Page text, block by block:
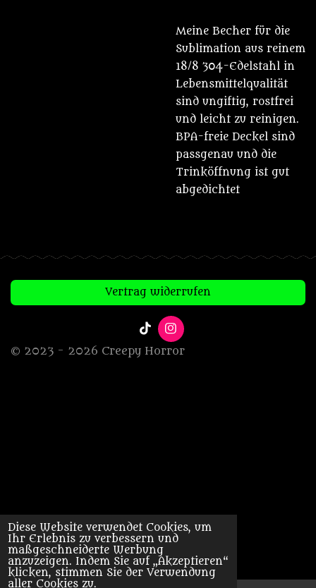
Diese Website verwendet Cookies, um
Ihr Erlebnis zu verbessern und
maßgeschneiderte Werbung
anzuzeigen. Indem Sie auf „Akzeptieren“
klicken, stimmen Sie der Verwendung
aller Cookies zu.
Meine Becher für die
Sublimation aus reinem
18/8 304-Edelstahl in
Lebensmittelqualität
sind ungiftig, rostfrei
und leicht zu reinigen.
BPA-freie Deckel sind
passgenau und die
Trinköffnung ist gut
abgedichtet
Vertrag widerrufen
T
i
k
I
n
s
© 2023 - 2026 Creepy Horror